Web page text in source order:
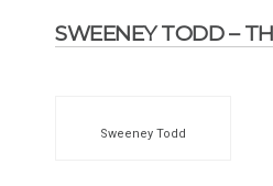
SWEENEY TODD –
Sweeney Todd